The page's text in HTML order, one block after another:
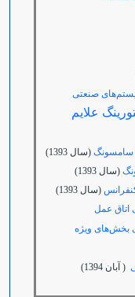
صنعتی
علايم
(سال 1393)
(سال 1393)
(سال 1393)
اتاق عمل
بخش‌های ویژه
( آبان 1394)